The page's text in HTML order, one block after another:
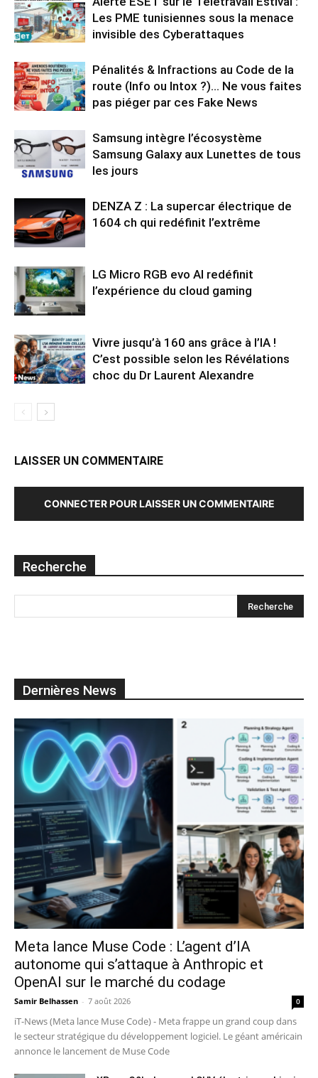
Les PME tunisiennes sous la menace
invisible des Cyberattaques
Pénalités & Infractions au Code de la
route (Info ou Intox ?)… Ne vous faites
pas piéger par ces Fake News
Samsung intègre l’écosystème
Samsung Galaxy aux Lunettes de tous
les jours
DENZA Z : La supercar électrique de
1604 ch qui redéfinit l’extrême
LG Micro RGB evo AI redéfinit
l’expérience du cloud gaming
Vivre jusqu’à 160 ans grâce à l’IA !
C’est possible selon les Révélations
choc du Dr Laurent Alexandre
LAISSER UN COMMENTAIRE
CONNECTER POUR LAISSER UN COMMENTAIRE
Recherche
Dernières News
Meta lance Muse Code : L’agent d’IA
autonome qui s’attaque à Anthropic et
OpenAI sur le marché du codage
Samir Belhassen - 7 août 2026 0
iT-News (Meta lance Muse Code) - Meta frappe un grand coup dans
le secteur stratégique du développement logiciel. Le géant américain
annonce le lancement de Muse Code